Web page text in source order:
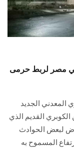
مصر لربط حرمى
الكوبري المعدني الجديد
القديم الذي
لبعض الحوادث
المسموح به